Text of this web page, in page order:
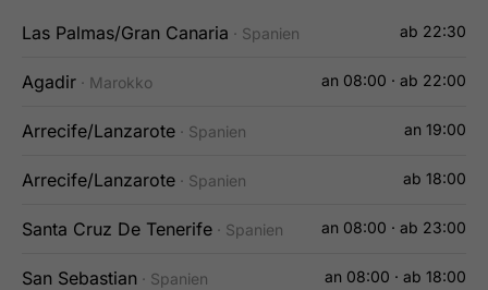
Las Palmas/Gran Canaria · Spanien ab 22:30
Agadir · Marokko an 08:00 · ab 22:00
Arrecife/Lanzarote · Spanien an 19:00
Arrecife/Lanzarote · Spanien ab 18:00
Santa Cruz De Tenerife · Spanien an 08:00 · ab 23:00
San Sebastian · Spanien an 08:00 · ab 18:00